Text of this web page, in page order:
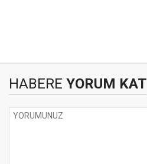
HABERE YORUM KAT